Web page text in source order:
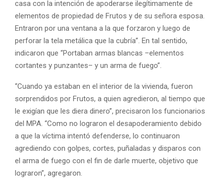
casa con la intención de apoderarse ilegítimamente de
elementos de propiedad de Frutos y de su señora esposa.
Entraron por una ventana a la que forzaron y luego de
perforar la tela metálica que la cubría”. En tal sentido,
indicaron que “Portaban armas blancas –elementos
cortantes y punzantes– y un arma de fuego”.
“Cuando ya estaban en el interior de la vivienda, fueron
sorprendidos por Frutos, a quien agredieron, al tiempo que
le exigían que les diera dinero”, precisaron los funcionarios
del MPA. “Como no lograron el desapoderamiento debido
a que la víctima intentó defenderse, lo continuaron
agrediendo con golpes, cortes, puñaladas y disparos con
el arma de fuego con el fin de darle muerte, objetivo que
lograron”, agregaron.